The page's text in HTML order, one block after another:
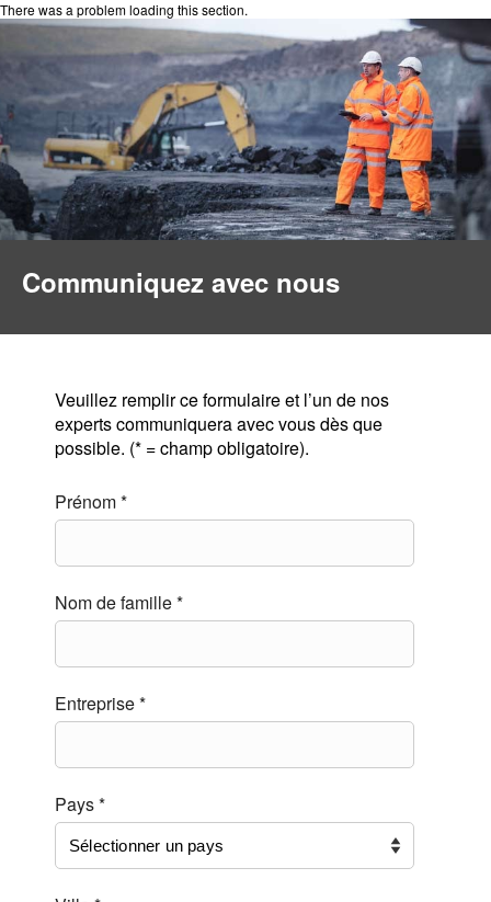
There was a problem loading this section.
Communiquez avec nous
Veuillez remplir ce formulaire et l’un de nos
experts communiquera avec vous dès que
possible. (* = champ obligatoire).
Prénom *
Nom de famille *
Entreprise *
Pays *